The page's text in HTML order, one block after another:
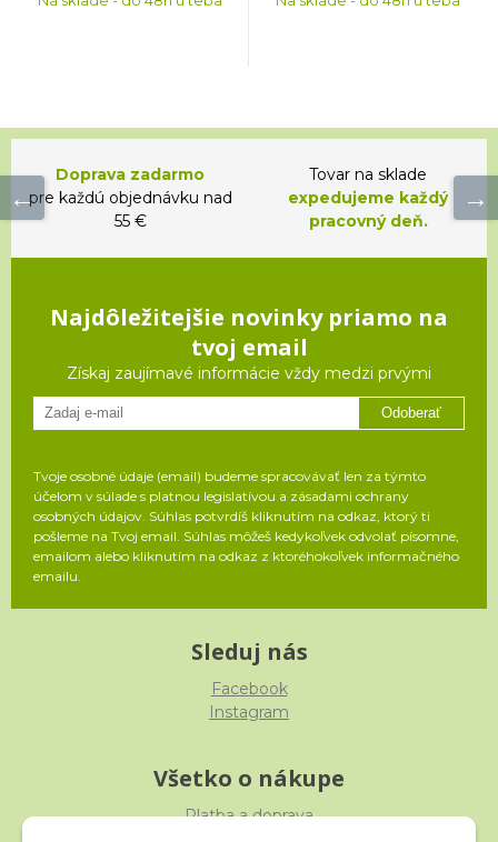
Doprava zadarmo
pre každú objednávku nad
55 €
Tovar na sklade
expedujeme každý
pracovný deň.
Najdôležitejšie novinky priamo na
tvoj email
Získaj zaujímavé informácie vždy medzi prvými
Odoberať
Tvoje osobné údaje (email) budeme spracovávať len za týmto
účelom v súlade s platnou legislatívou a zásadami ochrany
osobných údajov. Súhlas potvrdíš kliknutím na odkaz, ktorý ti
pošleme na Tvoj email. Súhlas môžeš kedykoľvek odvolať písomne,
emailom alebo kliknutím na odkaz z ktoréhokoľvek informačného
emailu.
Sleduj nás
Facebook
Instagram
Všetko o nákupe
Platba a doprava